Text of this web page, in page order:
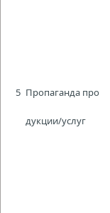
5 Пропаганда про
дукции/услуг